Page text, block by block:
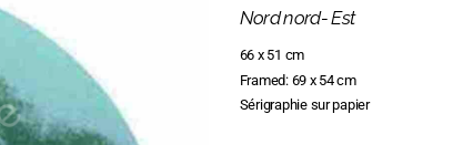
Nord nord- Est
66 x 51 cm
Framed: 69 x 54 cm
Sérigraphie sur papier